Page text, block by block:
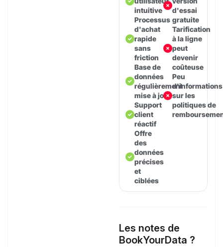
intuitive
Processus
d'achat
rapide
sans
friction
Base de
données
régulièrement
mise à jour
Support
client
réactif
Offre
des
données
précises
et
ciblées
d'essai
gratuite
Tarification
à la ligne
peut
devenir
coûteuse
Peu
d'informations
sur les
politiques de
Les notes de
BookYourData ?